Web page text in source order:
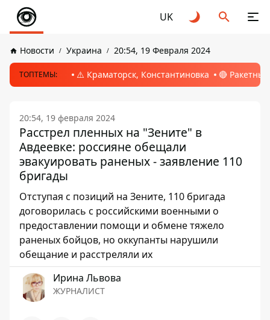
UK
Новости Украина 20:54, 19 Февраля 2024
ТОПТЕМЫ: ⚠️ Краматорск, Константиновка 🔴
20:54, 19 февраля 2024
Расстрел пленных на "Зените" в
Авдеевке: россияне обещали
эвакуировать раненых - заявление 110
бригады
Отступая с позиций на Зените, 110 бригада
договорилась с российскими военными о
предоставлении помощи и обмене тяжело
раненых бойцов, но оккупанты нарушили
обещание и расстреляли их
Ирина Львова
ЖУРНАЛИСТ